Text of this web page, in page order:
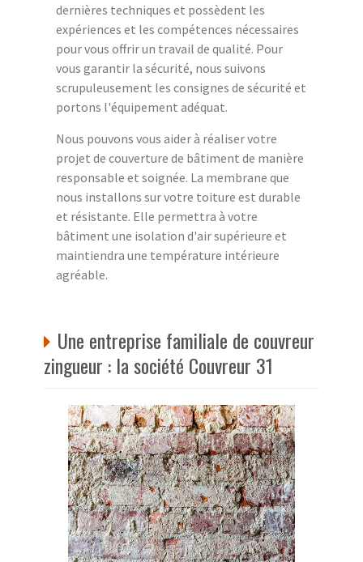
dernières techniques et possèdent les
expériences et les compétences nécessaires
pour vous offrir un travail de qualité. Pour
vous garantir la sécurité, nous suivons
scrupuleusement les consignes de sécurité et
portons l'équipement adéquat.
Nous pouvons vous aider à réaliser votre
projet de couverture de bâtiment de manière
responsable et soignée. La membrane que
nous installons sur votre toiture est durable
et résistante. Elle permettra à votre
bâtiment une isolation d'air supérieure et
maintiendra une température intérieure
agréable.
Une entreprise familiale de couvreur
zingueur : la société Couvreur 31